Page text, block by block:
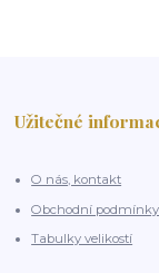
Užitečné
O nás, kontakt
Obchodní podmínky
Tabulky velikostí